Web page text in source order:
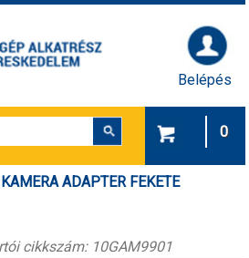
Belépés
0
ADAPTER FEKETE
cikkszám: 10GAM9901